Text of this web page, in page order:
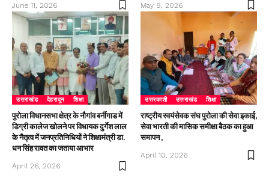
June 11, 2026 May 9, 2026
उत्तराखंड देहरादून शिक्षा
पुरोला विधानसभा क्षेत्र के नौगांव बर्नीगाड में
डिग्री कालेज खोलने पर विधायक दुर्गेश लाल
के नैतृत्व में जनप्रतिनिधियों ने शिक्षामंत्री डा.
धन सिंह रावत का जताया आभार
April 26, 2026
उत्तरकाशी उत्तराखंड शिक्षा
राष्ट्रीय स्वयंसेवक संघ पुरोला की सेवा इकाई,
सेवा भारती की मासिक समीक्षा बैठक का हुआ
समापन ,
April 10, 2026